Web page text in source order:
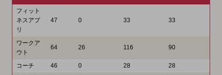
フィット
ネスアプ
リ
47 0 33 33
ワークア
ウト
64 26 116 90
コーチ 46 0 28
28